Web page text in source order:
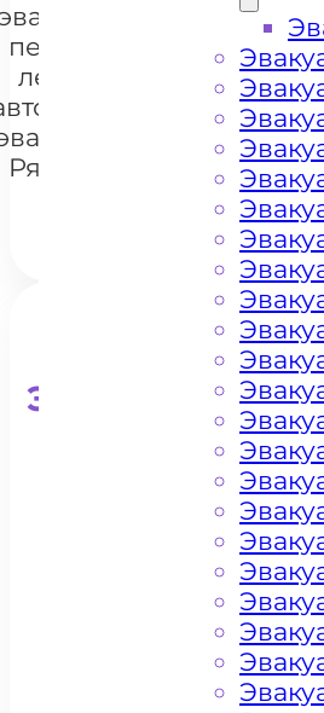
и
перевозки
легковых
Рязанский
+7 985
Эвакуатор для